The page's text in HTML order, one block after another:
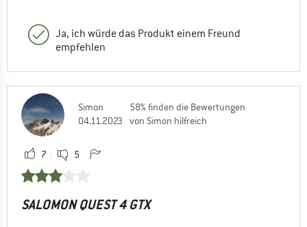
Ja, ich würde das Produkt einem Freund
empfehlen
Simon
04.11.2023
58% finden die Bewertungen
von Simon hilfreich
7 5
SALOMON QUEST 4 GTX